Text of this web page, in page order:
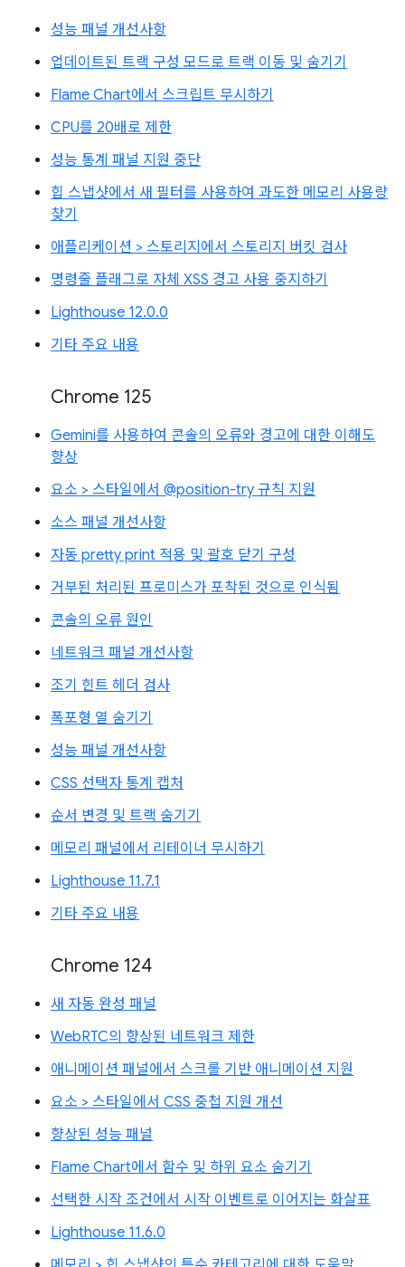
성능 패널 개선사항
업데이트된 트랙 구성 모드로 트랙 이동 및 숨기기
Flame Chart에서 스크립트 무시하기
CPU를 20배로 제한
성능 통계 패널 지원 중단
힙 스냅샷에서 새 필터를 사용하여 과도한 메모리 사용량
찾기
애플리케이션 > 스토리지에서 스토리지 버킷 검사
명령줄 플래그로 자체 XSS 경고 사용 중지하기
Lighthouse 12.0.0
기타 주요 내용
Chrome 125
Gemini를 사용하여 콘솔의 오류와 경고에 대한 이해도
향상
요소 > 스타일에서 @position-try 규칙 지원
소스 패널 개선사항
자동 pretty print 적용 및 괄호 닫기 구성
거부된 처리된 프로미스가 포착된 것으로 인식됨
콘솔의 오류 원인
네트워크 패널 개선사항
조기 힌트 헤더 검사
폭포형 열 숨기기
성능 패널 개선사항
CSS 선택자 통계 캡처
순서 변경 및 트랙 숨기기
메모리 패널에서 리테이너 무시하기
Lighthouse 11.7.1
기타 주요 내용
Chrome 124
새 자동 완성 패널
WebRTC의 향상된 네트워크 제한
애니메이션 패널에서 스크롤 기반 애니메이션 지원
요소 > 스타일에서 CSS 중첩 지원 개선
향상된 성능 패널
Flame Chart에서 함수 및 하위 요소 숨기기
선택한 시작 조건에서 시작 이벤트로 이어지는 화살표
Lighthouse 11.6.0